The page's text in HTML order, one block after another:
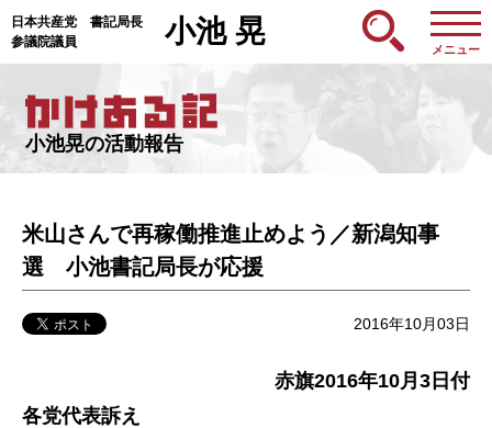
日本共産党 書記局長
参議院議員
小池 晃
メニュー
小池晃の活動報告
米山さんで再稼働推進止めよう／新潟知事
選 小池書記局長が応援
2016年10月03日
赤旗2016年10月3日付
各党代表訴え